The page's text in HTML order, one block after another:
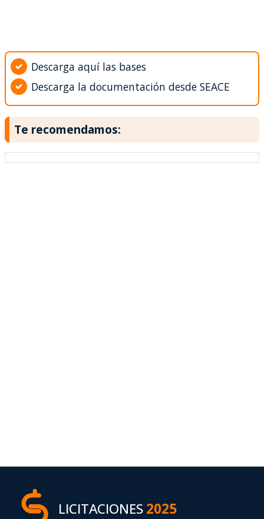
Descarga aquí las bases
Descarga la documentación desde SEACE
Te recomendamos:
LICITACIONES2025